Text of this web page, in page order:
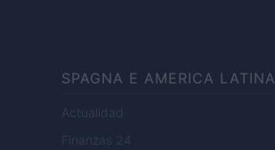
SPAGNA E AMERICA LATINA
Actualidad
Finanzas 24